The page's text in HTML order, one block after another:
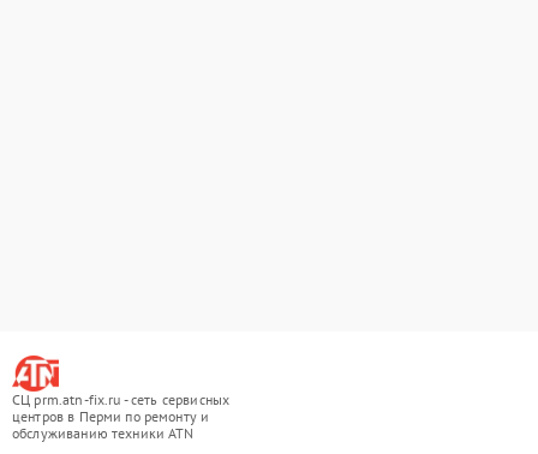
СЦ prm.atn-fix.ru - сеть сервисных
центров в Перми по ремонту и
обслуживанию техники ATN